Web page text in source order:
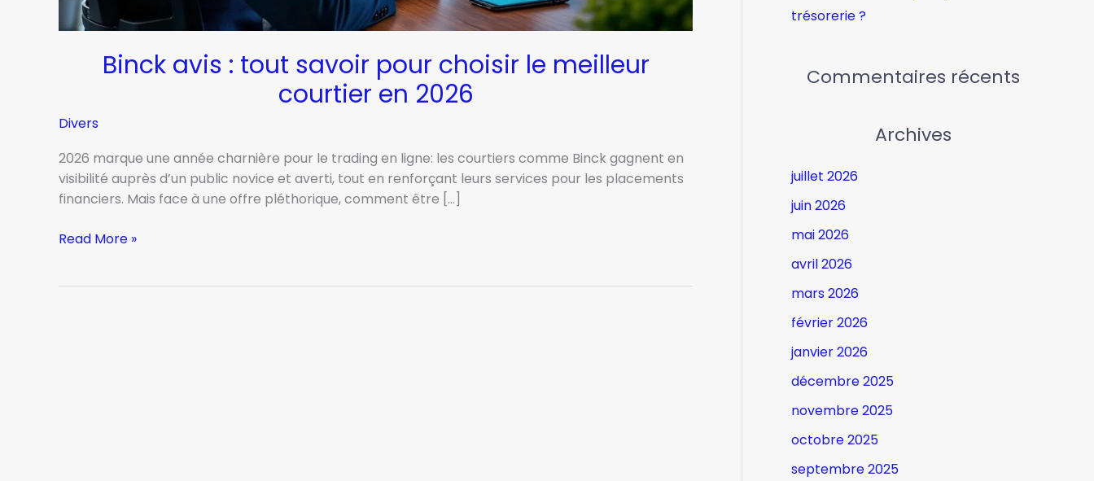
Binck avis : tout savoir pour choisir le meilleur
courtier en 2026
Divers
2026 marque une année charnière pour le trading en ligne: les courtiers comme Binck gagnent en
visibilité auprès d’un public novice et averti, tout en renforçant leurs services pour les placements
financiers. Mais face à une offre pléthorique, comment être […]
Binck
Read More »
trésorerie ?
Commentaires récents
Archives
juillet 2026
juin 2026
mai 2026
avril 2026
mars 2026
février 2026
janvier 2026
décembre 2025
novembre 2025
octobre 2025
septembre 2025